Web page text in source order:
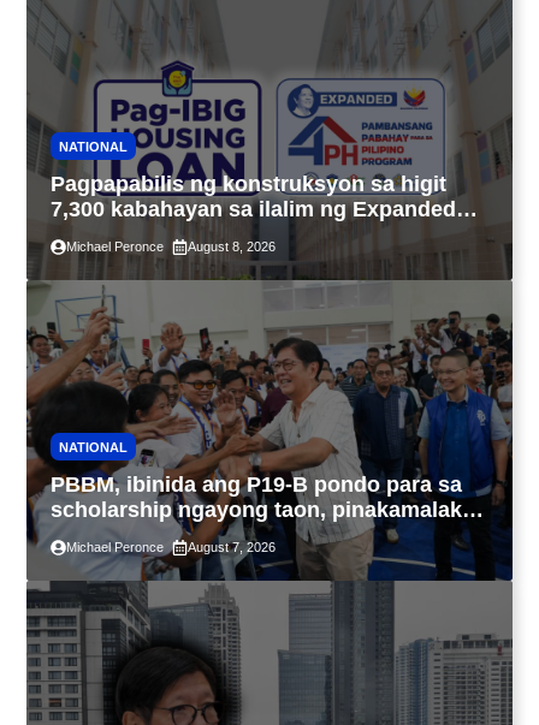
NATIONAL
Pagpapabilis ng konstruksyon sa higit
7,300 kabahayan sa ilalim ng Expanded
4PH, posible na sa pagtutulungan ng Pag-
IBIG at P.A. Alvarez
Michael Peronce August 8, 2026
NATIONAL
PBBM, ibinida ang P19-B pondo para sa
scholarship ngayong taon, pinakamalaki
sa kasaysayan ng TESDA
Michael Peronce August 7, 2026